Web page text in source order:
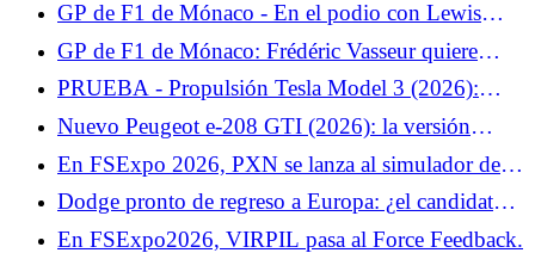
GP de F1 de Mónaco - En el podio con Lewis
Hamilton, Isack Hadjar sigue viviendo su sueño de
infancia: "No pensé que fuera posible"
GP de F1 de Mónaco: Frédéric Vasseur quiere
encontrar rápidamente soluciones para Charles
Leclerc
PRUEBA - Propulsión Tesla Model 3 (2026):
nuestra opinión sobre el... Al igual que el Tesla
Model Y, el Model 3 da la bienvenida a una nueva
variante simplificada que lo convierte en... Prueba
lunes 8 de junio de 2026
Nuevo Peugeot e-208 GTI (2026): la versión
definitiva presentada el 12 de junio en Le Mans
En FSExpo 2026, PXN se lanza al simulador de
vuelo.
Dodge pronto de regreso a Europa: ¿el candidato a
cargador eléctrico para Francia?
En FSExpo2026, VIRPIL pasa al Force Feedback.